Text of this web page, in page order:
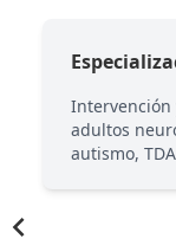
Intervención
adultos
autismo,